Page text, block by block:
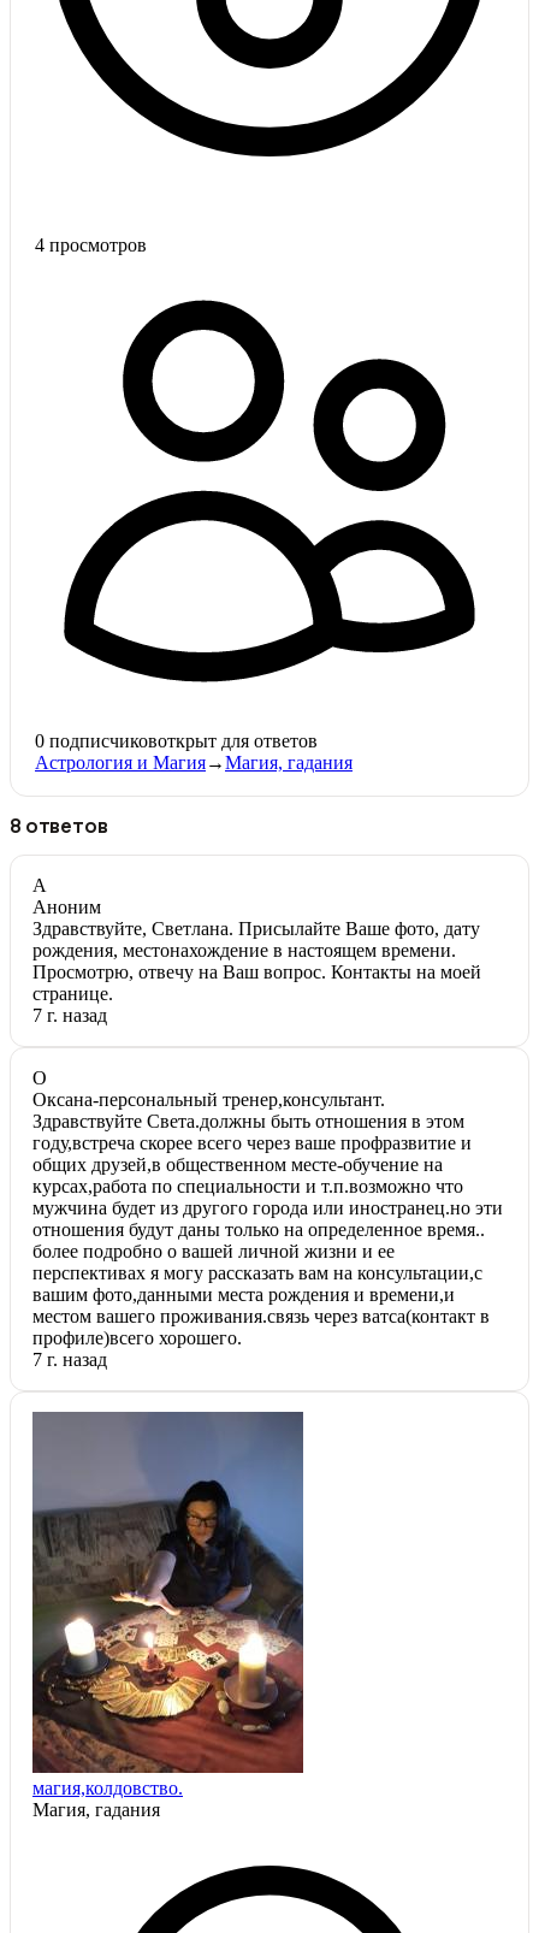
4 просмотров
0 подписчиковоткрыт для ответов
Астрология и Магия→Магия, гадания
8 ответов
А
Аноним
Здравствуйте, Светлана. Присылайте Ваше фото, дату
рождения, местонахождение в настоящем времени.
Просмотрю, отвечу на Ваш вопрос. Контакты на моей
странице.
7 г. назад
О
Оксана-персональный тренер,консультант.
Здравствуйте Света.должны быть отношения в этом
году,встреча скорее всего через ваше профразвитие и
общих друзей,в общественном месте-обучение на
курсах,работа по специальности и т.п.возможно что
мужчина будет из другого города или иностранец.но эти
отношения будут даны только на определенное время..
более подробно о вашей личной жизни и ее
перспективах я могу рассказать вам на консультации,с
вашим фото,данными места рождения и времени,и
местом вашего проживания.связь через ватса(контакт в
профиле)всего хорошего.
7 г. назад
магия,колдовство.
Магия, гадания